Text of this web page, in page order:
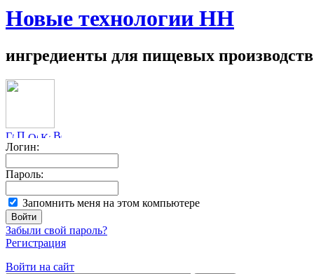
Новые технологии НН
ингредиенты для пищевых производств
Логин:
Пароль:
Запомнить меня на этом компьютере
Забыли свой пароль?
Регистрация
Войти на сайт